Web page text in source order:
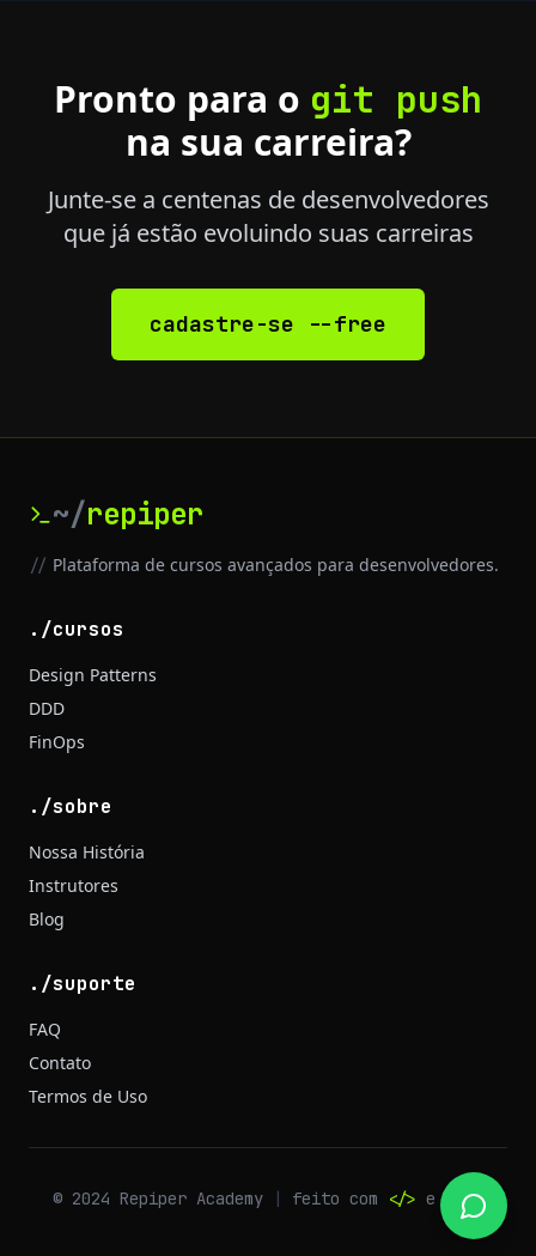
Pronto para o git push
na sua carreira?
Junte-se a centenas de desenvolvedores
que já estão evoluindo suas carreiras
cadastre-se --free
~/repiper
// Plataforma de cursos avançados para desenvolvedores.
./cursos
Design Patterns
DDD
FinOps
./sobre
Nossa História
Instrutores
Blog
./suporte
FAQ
Contato
Termos de Uso
© 2024 Repiper Academy | feito com </> e café